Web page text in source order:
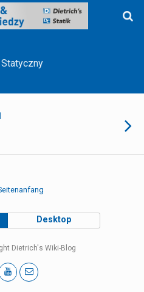
Statyczny
Desktop
Dietrich's Wiki-Blog